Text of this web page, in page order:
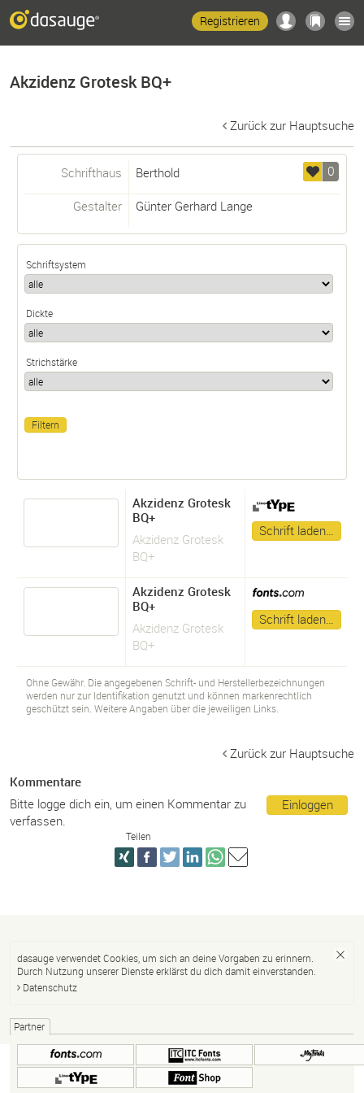
Registrieren
Akzidenz Grotesk BQ+
Zurück zur Hauptsuche
0
Schrifthaus Berthold
Gestalter Günter Gerhard Lange
Schriftsystem
Dickte
Strichstärke
Akzidenz Grotesk
BQ+
Akzidenz Grotesk
BQ+
Schrift laden…
Akzidenz Grotesk
BQ+
Akzidenz Grotesk
BQ+
Schrift laden…
Ohne Gewähr. Die angegebenen Schrift- und Herstellerbezeichnungen
werden nur zur Identifikation genutzt und können markenrechtlich
geschützt sein. Weitere Angaben über die jeweiligen Links.
Zurück zur Hauptsuche
Kommentare
Einloggen
Bitte logge dich ein, um einen Kommentar zu
verfassen.
Teilen
dasauge verwendet Cookies, um sich an deine Vorgaben zu erinnern.
Durch Nutzung unserer Dienste erklärst du dich damit einverstanden.
Datenschutz
Partner